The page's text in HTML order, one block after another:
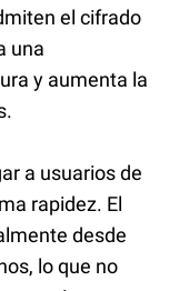
el cifrado
una
y aumenta la
a usuarios de
rapidez. El
desde
lo que no